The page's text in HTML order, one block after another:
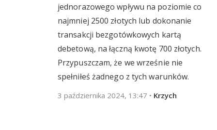
jednorazowego wpływu na poziomie co
najmniej 2500 złotych lub dokonanie
transakcji bezgotówkowych kartą
debetową, na łączną kwotę 700 złotych.
Przypuszczam, że we wrześnie nie
spełniłeś żadnego z tych warunków.
3 października 2024, 13:47 • Krzych